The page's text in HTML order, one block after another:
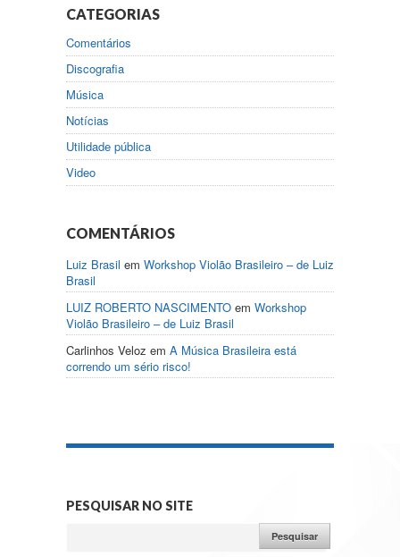
CATEGORIAS
Comentários
Discografia
Música
Notícias
Utilidade pública
Video
COMENTÁRIOS
Luiz Brasil em Workshop Violão Brasileiro – de Luiz
Brasil
LUIZ ROBERTO NASCIMENTO em Workshop
Violão Brasileiro – de Luiz Brasil
Carlinhos Veloz em A Música Brasileira está
correndo um sério risco!
PESQUISAR NO SITE